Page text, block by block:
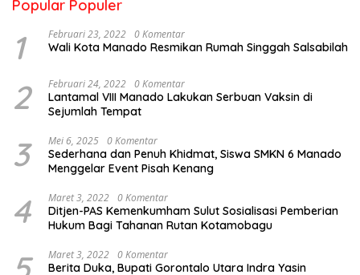
Popular Populer
1 Februari 23, 2022 0 Komentar
Wali Kota Manado Resmikan Rumah Singgah Salsabilah
2 Februari 24, 2022 0 Komentar
Lantamal VIII Manado Lakukan Serbuan Vaksin di
Sejumlah Tempat
3 Mei 6, 2025 0 Komentar
Sederhana dan Penuh Khidmat, Siswa SMKN 6 Manado
Menggelar Event Pisah Kenang
4 Maret 3, 2022 0 Komentar
Ditjen-PAS Kemenkumham Sulut Sosialisasi Pemberian
Hukum Bagi Tahanan Rutan Kotamobagu
Maret 3, 2022 0 Komentar
Berita Duka, Bupati Gorontalo Utara Indra Yasin